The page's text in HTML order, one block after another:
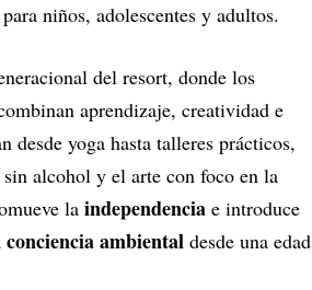
niños, adolescentes y adultos.
del resort, donde los
aprendizaje, creatividad e
yoga hasta talleres prácticos,
alcohol y el arte con foco en la
la independencia e introduce
conciencia ambiental desde una edad